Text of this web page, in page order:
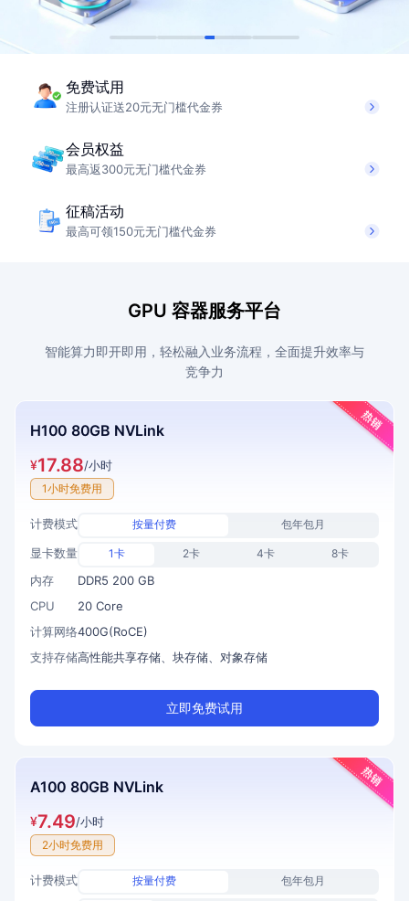
免费试用
注册认证送20元无门槛代金券
会员权益
最高返300元无门槛代金券
征稿活动
最高可领150元无门槛代金券
GPU 容器服务平台
智能算力即开即用，轻松融入业务流程，全面提升效率与
竞争力
H100 80GB NVLink
¥17.88/小时
1小时免费用
计费模式 按量付费 包年包月
显卡数量 1卡 2卡 4卡 8卡
内存
DDR5 200 GB
CPU
20 Core
计算网络400G(RoCE)
支持存储高性能共享存储、块存储、对象存储
立即免费试用
A100 80GB NVLink
¥7.49/小时
2小时免费用
计费模式 按量付费 包年包月